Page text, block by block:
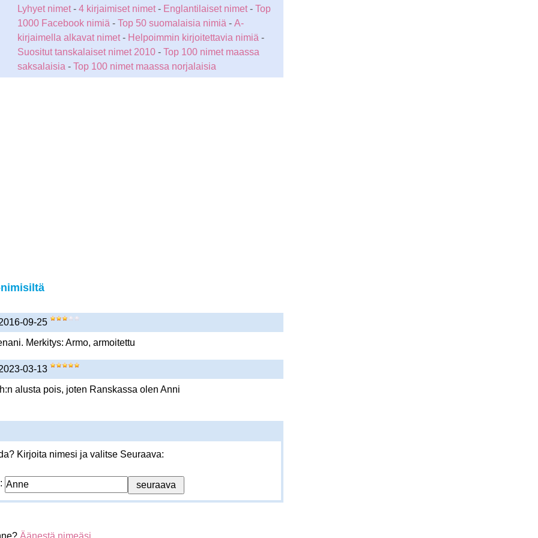
Lyhyet nimet- 4 kirjaimiset nimet- Englantilaiset nimet- Top
1000 Facebook nimiä - Top 50 suomalaisia nimiä - A-
kirjaimella alkavat nimet- Helpoimmin kirjoitettavia nimiä -
Suositut tanskalaiset nimet 2010- Top 100 nimet maassa
saksalaisia - Top 100 nimet maassa norjalaisia
09-25
Merkitys: Armo, armoitettu
03-13
alusta pois, joten Ranskassa olen Anni
Kirjoita nimesi ja valitse Seuraava:
Äänestä nimeäsi